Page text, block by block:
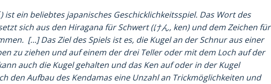
) ist ein beliebtes japanisches Geschicklichkeitsspiel. Das Wort des
sich aus den Hiragana für Schwert (けん, ken) und dem Zeichen für
[…] Das Ziel des Spiels ist es, die Kugel an der Schnur aus einer
zu ziehen und auf einem der drei Teller oder mit dem Loch auf der
auch die Kugel gehalten und das Ken auf oder in der Kugel
den Aufbau des Kendamas eine Unzahl an Trickmöglichkeiten und